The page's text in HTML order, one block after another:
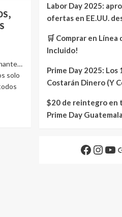
solo
Labor Day 2025:
ofertas en EE.UU.
🛒 Comprar en Línea
Incluido!
Prime Day 2025:
Costarán Dinero (Y
$20 de reintegro en
Prime Day